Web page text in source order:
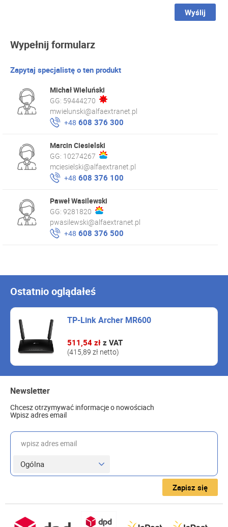
Wyślij
Wypełnij formularz
Zapytaj specjalistę o ten produkt
Michał Wieluński
GG: 59444270
mwielunski@alfaextranet.pl
+48 608 376 300
Marcin Ciesielski
GG: 10274267
mciesielski@alfaextranet.pl
+48 608 376 100
Paweł Wasilewski
GG: 9281820
pwasilewski@alfaextranet.pl
+48 608 376 500
Ostatnio oglądałeś
TP-Link Archer MR600
511,54 zł z VAT
(415,89 zł netto)
Newsletter
Chcesz otrzymywać informacje o nowościach
Wpisz adres email
wpisz adres email
Zapisz się